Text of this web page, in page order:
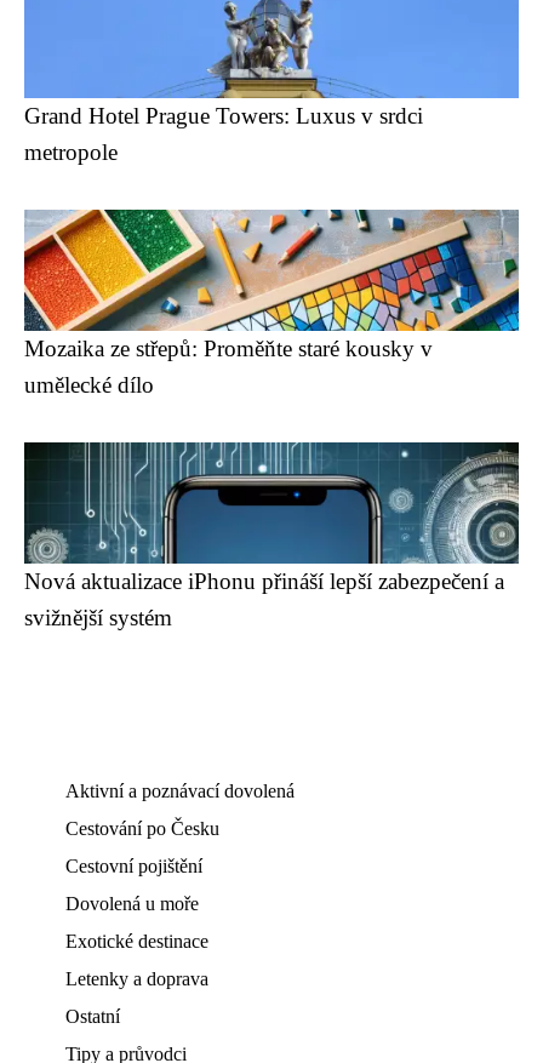
Grand Hotel Prague Towers: Luxus v srdci
metropole
Mozaika ze střepů: Proměňte staré kousky v
umělecké dílo
Nová aktualizace iPhonu přináší lepší zabezpečení a
svižnější systém
Aktivní a poznávací dovolená
Cestování po Česku
Cestovní pojištění
Dovolená u moře
Exotické destinace
Letenky a doprava
Ostatní
Tipy a průvodci